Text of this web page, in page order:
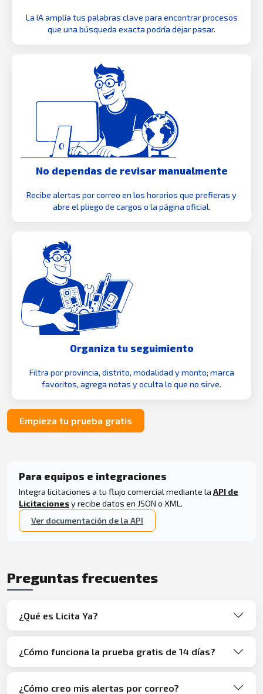
La IA amplía tus palabras clave para encontrar procesos
que una búsqueda exacta podría dejar pasar.
No dependas de revisar manualmente
Recibe alertas por correo en los horarios que prefieras y
abre el pliego de cargos o la página oficial.
Organiza tu seguimiento
Filtra por provincia, distrito, modalidad y monto; marca
favoritos, agrega notas y oculta lo que no sirve.
Empieza tu prueba gratis
Para equipos e integraciones
Integra licitaciones a tu flujo comercial mediante la API de
Licitacionesy recibe datos en JSON o XML.
Ver documentación de la API
Preguntas frecuentes
¿Qué es Licita Ya?
¿Cómo funciona la prueba gratis de 14 días?
¿Cómo creo mis alertas por correo?